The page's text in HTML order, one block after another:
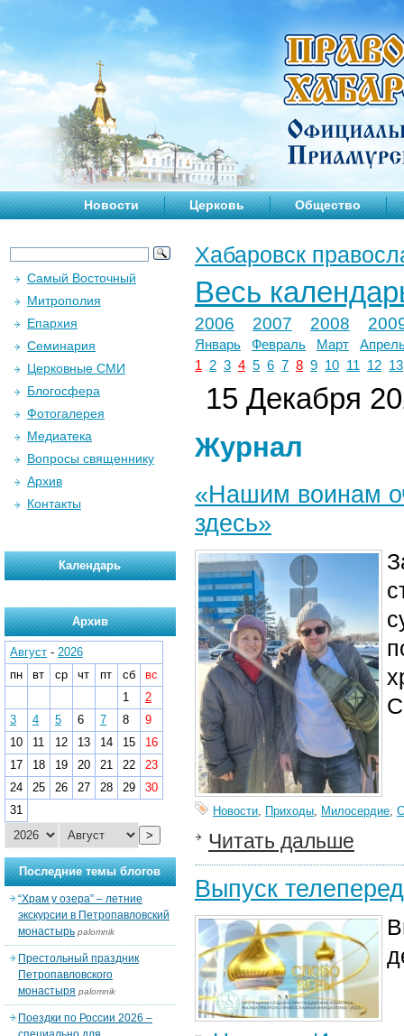
Новости Церковь Общество
Хабаровск
Весь
2006 2007 2008
Январь Февраль Март
1
2 3 4 5 6 7 8 9 10 11 12 13
15 Декабря
Журнал
«Нашим воинам
здесь»
Новости, Приходы, Милосердие,
Читать дальше
Выпуск
Самый Восточный
Митрополия
Епархия
Семинария
Церковные СМИ
Блогосфера
Фотогалерея
Медиатека
Вопросы священнику
Архив
Контакты
Календарь
Архив
Август - 2026
пн
вт ср чт пт сб
вс
1
2
3
4 5 6 7 8
9
10
11 12 13 14 15
16
17
18 19 20 21 22
23
24
25 26 27 28 29
30
31
>
Последние темы блогов
“Храм у озера” – летние
экскурсии в Петропавловский
монастырь palomnik
Престольный праздник
Петропавловского
монастыря palomnik
Поездки по России 2026 –